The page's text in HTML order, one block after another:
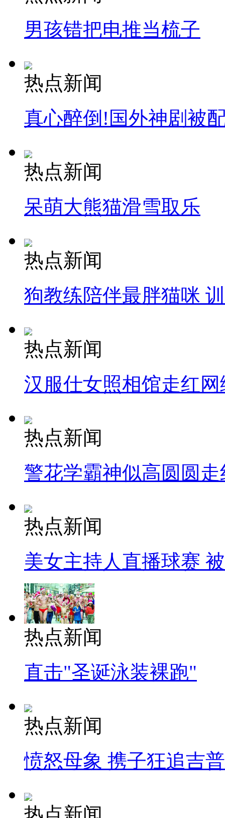
男孩错把电推当梳子
热点新闻
真心醉倒!国外神剧被
热点新闻
呆萌大熊猫滑雪取乐
热点新闻
狗教练陪伴最胖猫咪
热点新闻
汉服仕女照相馆走红网
热点新闻
警花学霸神似高圆圆走
热点新闻
美女主持人直播球赛
热点新闻
直击"圣诞泳装裸跑"
热点新闻
愤怒母象 携子狂追吉